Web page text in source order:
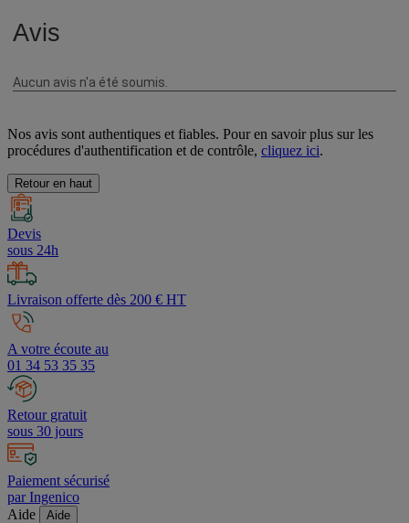
Nos avis sont authentiques et fiables. Pour en savoir plus sur les
procédures d'authentification et de contrôle, cliquez ici.
Retour en haut
Devis
sous 24h
Livraison offerte dès 200 € HT
A votre écoute au
01 34 53 35 35
Retour gratuit
sous 30 jours
Paiement sécurisé
par Ingenico
Aide
Aide